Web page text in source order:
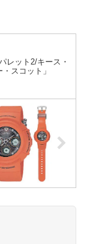
レット2/キース・
スコット」